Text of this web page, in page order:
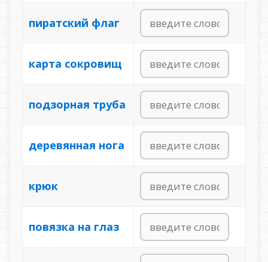
пиратский флаг
карта сокровищ
подзорная труба
деревянная нога
крюк
повязка на глаз